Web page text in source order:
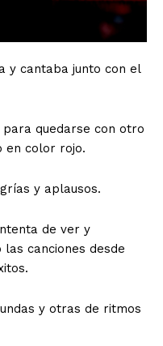
y cantaba junto con el
quedarse con otro
en color rojo.
y aplausos.
de ver y
canciones desde
y otras de ritmos